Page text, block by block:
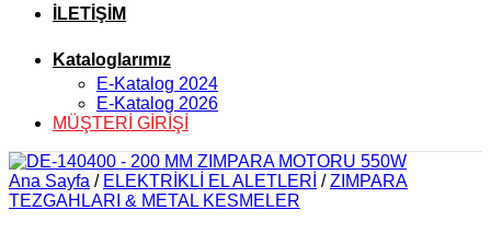
İLETİŞİM
Kataloglarımız
E-Katalog 2024
E-Katalog 2026
MÜŞTERİ GİRİŞİ
Ana Sayfa / ELEKTRİKLİ EL ALETLERİ / ZIMPARA
TEZGAHLARI & METAL KESMELER